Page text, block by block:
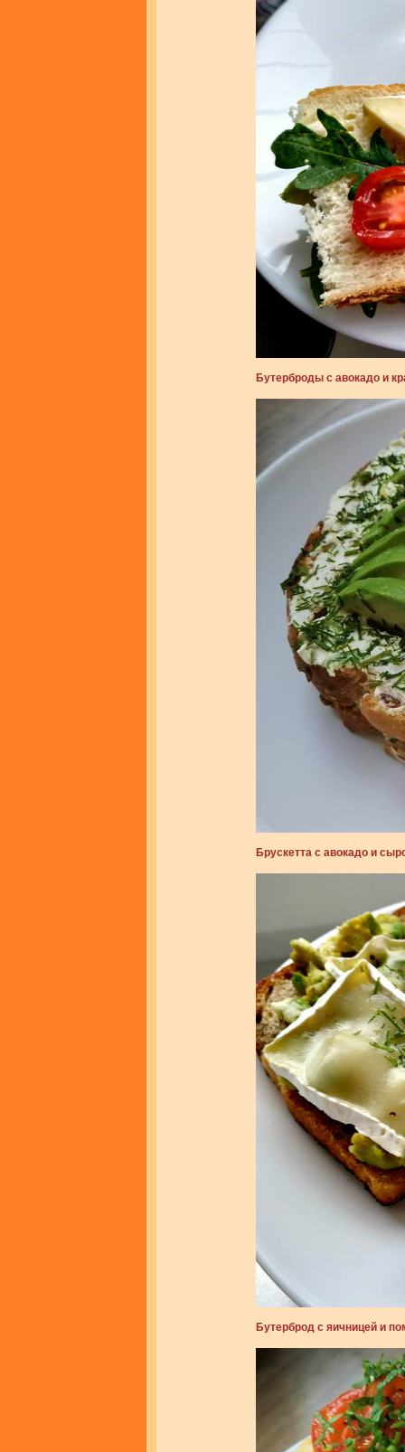
Бутерброды с авокадо и
Брускетта с авокадо и
Бутерброд с яичницей и